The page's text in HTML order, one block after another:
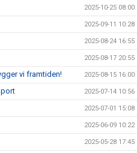
2025-10-25 08:00
2025-09-11 10:28
2025-08-24 16:55
2025-08-17 20:55
vi framtiden! 2025-08-15 16:00
2025-07-14 10:56
2025-07-01 15:08
2025-06-09 10:22
2025-05-28 17:45